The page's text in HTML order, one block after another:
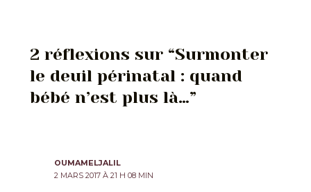
2 réflexions sur “Surmonter
le deuil périnatal : quand
bébé n’est plus là…”
OUMAMELJALIL
2 MARS 2017 À 21 H 08 MIN